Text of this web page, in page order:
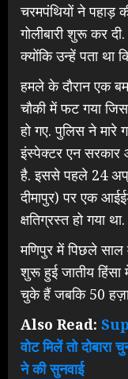
चरमपंथियों ने पहाड़
गोलीबारी शुरू कर
क्योंकि उन्हें पता था
हमले के दौरान एक
चौकी में फट गया
हो गए. पुलिस ने मारे
इंस्पेक्टर एन
है. इससे पहले 24
दीमापुर) पर एक
क्षतिग्रस्त हो गया था.
मणिपुर में पिछले
शुरू हुई जातीय
चुके हैं जबकि 50
Also Read:
वोट मिलें तो दोबारा
ने की सुनवाई